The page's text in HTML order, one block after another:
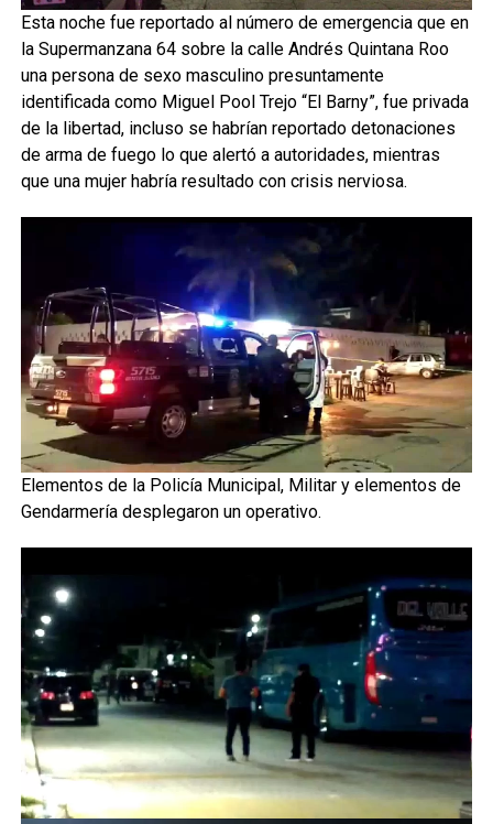
Esta noche fue reportado al número de emergencia que en
la Supermanzana 64 sobre la calle Andrés Quintana Roo
una persona de sexo masculino presuntamente
identificada como Miguel Pool Trejo “El Barny”, fue privada
de la libertad, incluso se habrían reportado detonaciones
de arma de fuego lo que alertó a autoridades, mientras
que una mujer habría resultado con crisis nerviosa.
Elementos de la Policía Municipal, Militar y elementos de
Gendarmería desplegaron un operativo.